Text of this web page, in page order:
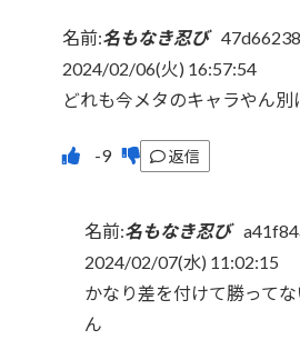
名前:名もなき忍び
2024/02/06(火) 16:57:54
どれも今メタのキャラやん別
返信
名前:名もなき忍び
2024/02/07(水) 11:02:15
かなり差を付けて勝って
ん